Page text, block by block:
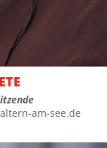
am-see.de